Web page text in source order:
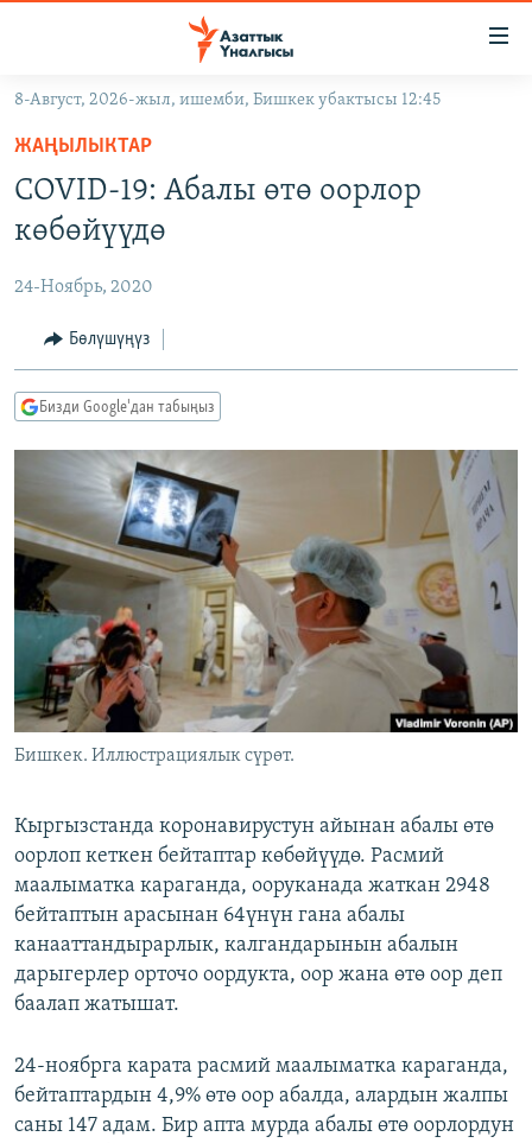
Навигацияга
өтүңүз
Издөөгө
салыңызКЫРГЫЗСТАН
ЭКОНОМИКА
МАДАНИЯТ
ДҮЙНӨ
БОРБОР АЗИЯ
УКРАИНА
АТАЙЫН ИЛИКТӨӨ
ТВ ПРОГРАММАЛАР
ЭКСПЕРТТЕР ТАЛДАЙТ
БИЗ ЖАНА ДҮЙНӨ
ДАНИСТЕ
ЭЖЕ-СИҢДИЛЕР
АЗАТТЫК+
ЫҢГАЙСЫЗ СУРООЛОР
ӨЗГӨЧӨ ПИКИР
Русский
ОНЛАЙН ШЕРИНЕ
ЭЕ/АРнун бардык сайттары
8-Август, 2026-жыл, ишемби, Бишкек убактысы 12:45
ЖАҢЫЛЫКТАР
COVID-19: Абалы өтө оорлор
көбөйүүдө
24-Ноябрь, 2020
Бөлүшүңүз
Бизди Google'дан табыңыз
Бишкек. Иллюстрациялык сүрөт.
Кыргызстанда коронавирустун айынан абалы өтө
оорлоп кеткен бейтаптар көбөйүүдө. Расмий
маалыматка караганда, ооруканада жаткан 2948
бейтаптын арасынан 64үнүн гана абалы
канааттандырарлык, калгандарынын абалын
дарыгерлер орточо оордукта, оор жана өтө оор деп
баалап жатышат.
24-ноябрга карата расмий маалыматка караганда,
бейтаптардын 4,9% өтө оор абалда, алардын жалпы
саны 147 адам. Бир апта мурда абалы өтө оорлордун